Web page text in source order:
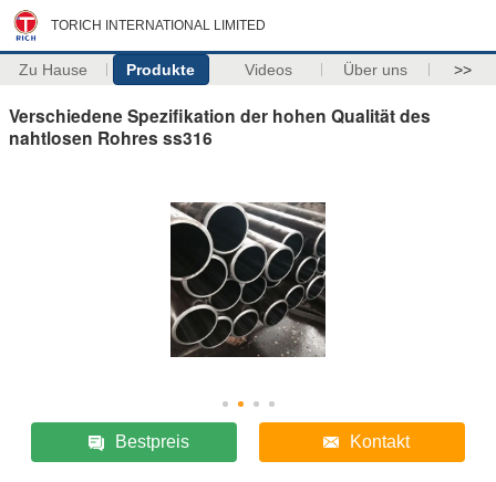
TORICH INTERNATIONAL LIMITED
Zu Hause Produkte Videos Über uns >>
Verschiedene Spezifikation der hohen Qualität des
nahtlosen Rohres ss316
Bestpreis Kontakt